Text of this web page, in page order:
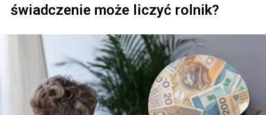
świadczenie może liczyć rolnik?